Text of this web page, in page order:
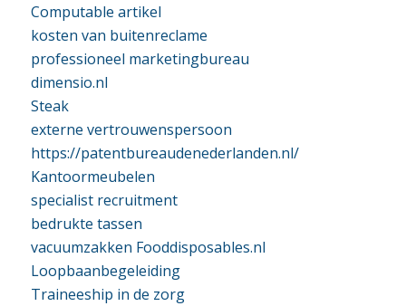
Computable artikel
kosten van buitenreclame
professioneel marketingbureau
dimensio.nl
Steak
externe vertrouwenspersoon
https://patentbureaudenederlanden.nl/
Kantoormeubelen
specialist recruitment
bedrukte tassen
vacuumzakken Fooddisposables.nl
Loopbaanbegeleiding
Traineeship in de zorg